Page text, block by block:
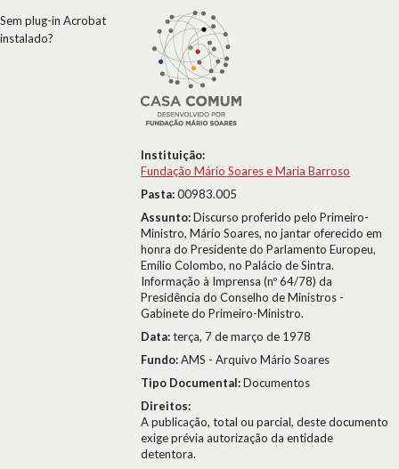
Instituição:
Fundação Mário Soares e Maria Barroso
Pasta:00983.005
Assunto:Discurso proferido pelo Primeiro-
Ministro, Mário Soares, no jantar oferecido em
honra do Presidente do Parlamento Europeu,
Emílio Colombo, no Palácio de Sintra.
Informação à Imprensa (nº 64/78) da
Presidência do Conselho de Ministros -
Gabinete do Primeiro-Ministro.
Data:terça, 7 de março de 1978
Fundo:AMS - Arquivo Mário Soares
Tipo Documental:Documentos
Direitos:
A publicação, total ou parcial, deste documento
exige prévia autorização da entidade
detentora.
Sem plug-in Acrobat
instalado?